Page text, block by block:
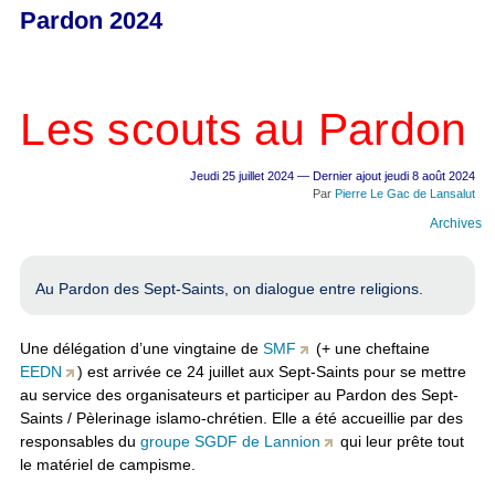
Pardon 2024
Les scouts au Pardon
Jeudi 25 juillet 2024 — Dernier ajout jeudi 8 août 2024
Par Pierre Le Gac de Lansalut
Archives
Au Pardon des Sept-Saints, on dialogue entre religions.
Une délégation d’une vingtaine deSMF
(+ une cheftaine
EEDN
) est arrivée ce 24 juillet aux Sept-Saints pour se mettre
au service des organisateurs et participer au Pardon des Sept-
Saints / Pèlerinage islamo-chrétien. Elle a été accueillie par des
responsables dugroupe SGDF de Lannion
qui leur prête tout
le matériel de campisme.